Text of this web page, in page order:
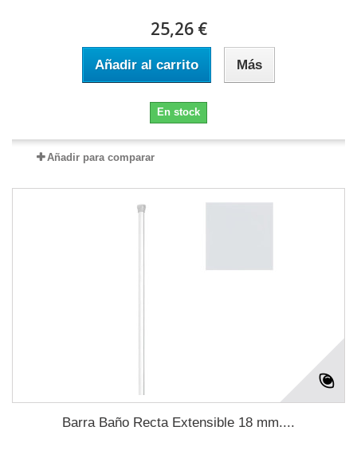
25,26 €
Añadir al carrito Más
En stock
Añadir para comparar
Barra Baño Recta Extensible 18 mm....